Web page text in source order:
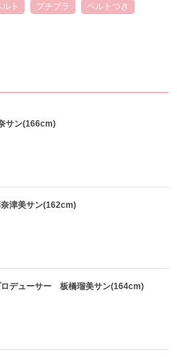
ト プチプラ ベルトつき
サン(166cm)
津美サン(162cm)
ロデューサー 板橋瑠美サン(164cm)